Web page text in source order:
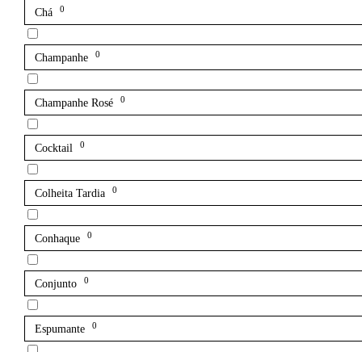
Chá 0
Champanhe 0
Champanhe Rosé 0
Cocktail 0
Colheita Tardia 0
Conhaque 0
Conjunto 0
Espumante 0